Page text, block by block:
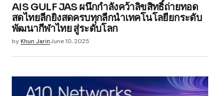
AIS GULF JAS ผนึกกำลังคว้าลิขสิทธิ์ถ่ายทอด
สดไทยลีกยิงสดครบทุกลีกนำเทคโนโลยียกระดับ
พัฒนากีฬาไทย สู่ระดับโลก
byKhun JarinJune 10, 2025